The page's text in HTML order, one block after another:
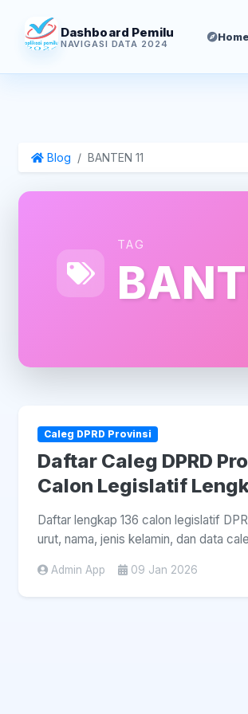
Dashboard Pemilu
NAVIGASI DATA 2024
Home
Blog BANTEN 11
TAG
Caleg DPRD Provinsi
Daftar Caleg DPRD
Calon Legislatif
Daftar lengkap 136 calon legislatif
urut, nama, jenis kelamin, dan data
Admin App 09 Jan 2026